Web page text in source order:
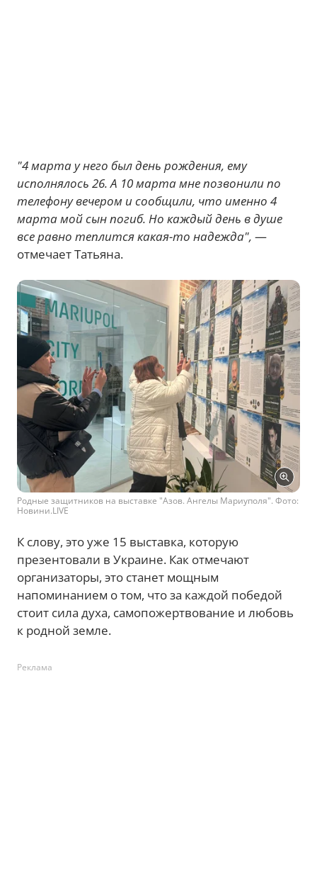
"4 марта у него был день рождения, ему
исполнялось 26. А 10 марта мне позвонили по
телефону вечером и сообщили, что именно 4
марта мой сын погиб. Но каждый день в душе
все равно теплится какая-то надежда", —
отмечает Татьяна.
Родные защитников на выставке "Азов. Ангелы Мариуполя". Фото:
Новини.LIVE
К слову, это уже 15 выставка, которую
презентовали в Украине. Как отмечают
организаторы, это станет мощным
напоминанием о том, что за каждой победой
стоит сила духа, самопожертвование и любовь
к родной земле.
Реклама